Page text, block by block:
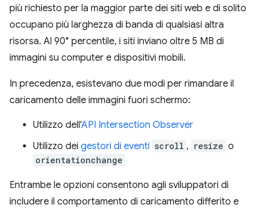
più richiesto per la maggior parte dei siti web e di solito
occupano più larghezza di banda di qualsiasi altra
risorsa. Al 90° percentile, i siti inviano oltre 5 MB di
immagini su computer e dispositivi mobili.
In precedenza, esistevano due modi per rimandare il
caricamento delle immagini fuori schermo:
Utilizzo dell'API Intersection Observer
Utilizzo dei gestori di eventi scroll , resize o
orientationchange
Entrambe le opzioni consentono agli sviluppatori di
includere il comportamento di caricamento differito e